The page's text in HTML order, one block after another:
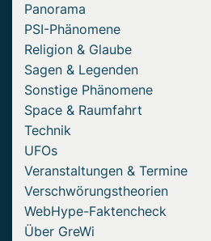
Panorama
PSI-Phänomene
Religion & Glaube
Sagen & Legenden
Sonstige Phänomene
Space & Raumfahrt
Technik
UFOs
Veranstaltungen & Termine
Verschwörungstheorien
WebHype-Faktencheck
Über GreWi